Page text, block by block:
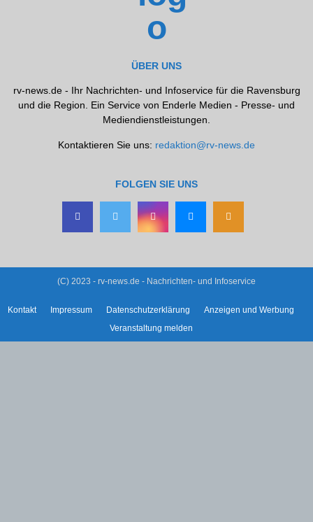
ÜBER UNS
rv-news.de - Ihr Nachrichten- und Infoservice für die Ravensburg
und die Region. Ein Service von Enderle Medien - Presse- und
Mediendienstleistungen.
Kontaktieren Sie uns: redaktion@rv-news.de
FOLGEN SIE UNS
(C) 2023 - rv-news.de - Nachrichten- und Infoservice
Kontakt Impressum Datenschutzerklärung
Anzeigen und Werbung
Veranstaltung melden